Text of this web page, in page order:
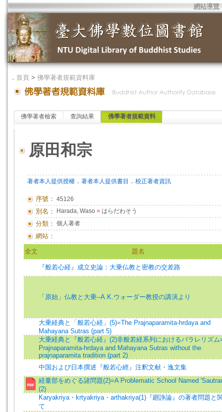
網站導覽
． 首頁 > 佛學著者規範資料庫
佛學著者檢索 查詢結果 佛學著者規範資料
原田和宗
著者本人提供授權 ． 著者本人提供書目 ． 校正著者資訊
序號： 45126
別名： Harada, Waso = はらだわそう
分類： 個人著者
網站：
全文 題名
『般若心経』成立史論：大乗仏教と密教の交差路
「原始」仏教と大乗--A.K.ウォーダー教授の講演より
大乗経典と「般若心経」(5)=The Prajnaparamita-hrdaya and
Mahayana Sutras (part 5)
大乗経典と『般若心経』(2)非般若経系列におけるパラレリズム
Prajnaparamita-hrdaya and Mahayana Sutras without the
prajnaparamita tradition (part 2)
中国および日本撰述『般若心經』注釈文献・逸文集
経量部をめぐる諸問題(2)=A Problematic School Named
(2)
Karyakriya・krtyakriya・arthakriya(1)『廻諍論』の著者問題と
て